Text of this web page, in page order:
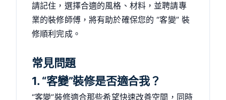
請記住，選擇合適的風格、材料，並聘請專
業的裝修師傅，將有助於確保您的 “客變” 裝
修順利完成。
常見問題
1. “客變”裝修是否適合我？
“客變”裝修適合那些希望快速改善空間，同時